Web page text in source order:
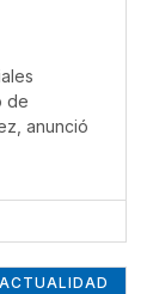
de
anunció
ACTUALIDAD